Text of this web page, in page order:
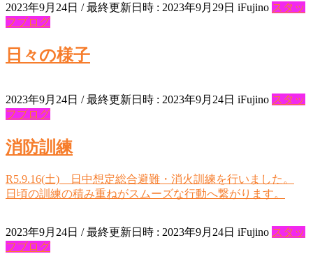
2023年9月24日 / 最終更新日時 : 2023年9月29日 iFujino スタッ
フブログ
日々の様子
2023年9月24日 / 最終更新日時 : 2023年9月24日 iFujino スタッ
フブログ
消防訓練
R5.9.16(土) 日中想定総合避難・消火訓練を行いました。
日頃の訓練の積み重ねがスムーズな行動へ繋がります。
2023年9月24日 / 最終更新日時 : 2023年9月24日 iFujino スタッ
フブログ